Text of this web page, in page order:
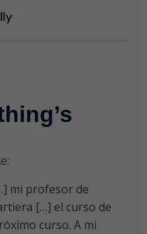
mi profesor de
[…] el curso de
curso. A mi